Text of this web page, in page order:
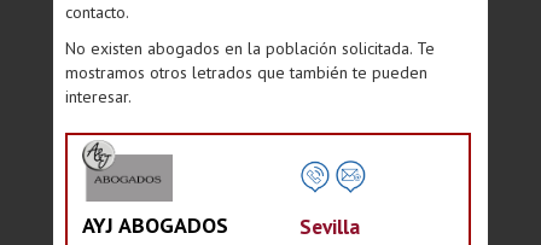
contacto.
No existen abogados en la población solicitada. Te
mostramos otros letrados que también te pueden
interesar.
AYJ ABOGADOS Sevilla